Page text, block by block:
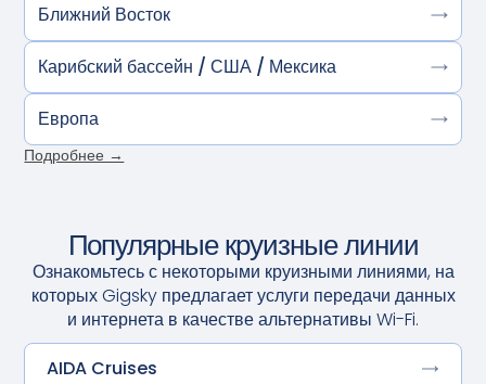
Ближний Восток
Карибский бассейн / США / Мексика
Европа
Подробнее →
Популярные круизные линии
Ознакомьтесь с некоторыми круизными линиями, на
которых Gigsky предлагает услуги передачи данных
и интернета в качестве альтернативы Wi-Fi.
AIDA Cruises